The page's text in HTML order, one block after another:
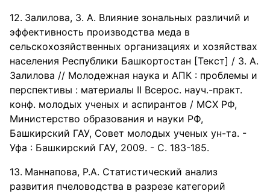
Залилова, З. А. Влияние зональных различий и
эффективность производства меда в
сельскохозяйственных организациях и хозяйствах
населения Республики Башкортостан [Текст] / З. А.
Залилова // Молодежная наука и АПК : проблемы и
перспективы : материалы II Всерос. науч.-практ.
конф. молодых ученых и аспирантов / МСХ РФ,
Министерство образования и науки РФ,
Башкирский ГАУ, Совет молодых ученых ун-та. -
Уфа : Башкирский ГАУ, 2009. - С. 183-185.
Маннапова, Р.А. Статистический анализ
развития пчеловодства в разрезе категорий